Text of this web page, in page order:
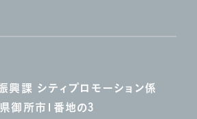
興課 シティプロモーション係
御所市1番地の3